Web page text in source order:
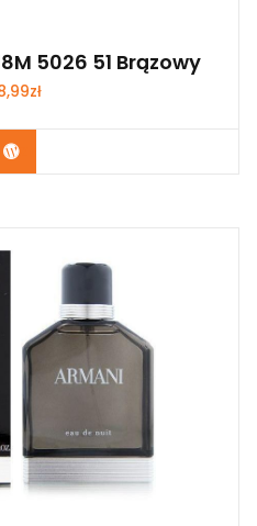
5026 51 Brązowy
zł
Zobacz